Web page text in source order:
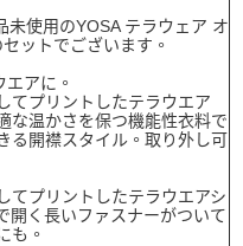
使用のYOSA テラウェア オ
ットでございます。
アに。
てプリントしたテラウエア
な温かさを保つ機能性衣料で
る開襟スタイル。取り外し可
てプリントしたテラウエアシ
開く長いファスナーがついて
も。